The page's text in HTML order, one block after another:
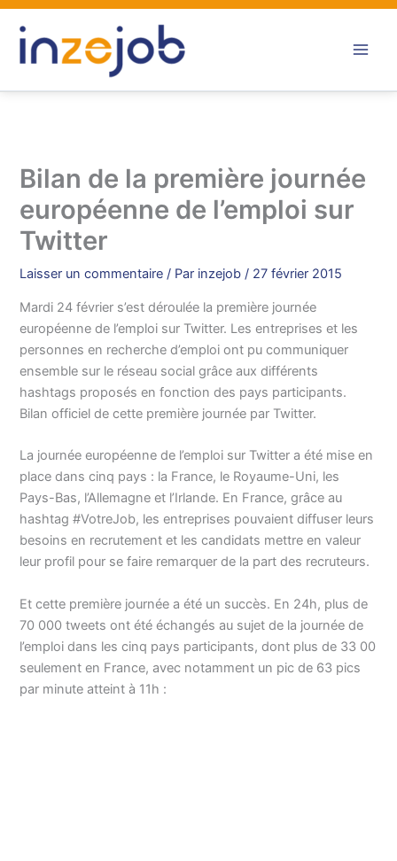
Aller
contenu
Bilan de la première journée
européenne de l’emploi sur
Twitter
Laisser un commentaire / Par inzejob/ 27 février 2015
Mardi 24 février s’est déroulée la première journée
européenne de l’emploi sur Twitter. Les entreprises et les
personnes en recherche d’emploi ont pu communiquer
ensemble sur le réseau social grâce aux différents
hashtags proposés en fonction des pays participants.
Bilan officiel de cette première journée par Twitter.
La journée européenne de l’emploi sur Twitter a été mise en
place dans cinq pays : la France, le Royaume-Uni, les
Pays-Bas, l’Allemagne et l’Irlande. En France, grâce au
hashtag #VotreJob, les entreprises pouvaient diffuser leurs
besoins en recrutement et les candidats mettre en valeur
leur profil pour se faire remarquer de la part des recruteurs.
Et cette première journée a été un succès. En 24h, plus de
70 000 tweets ont été échangés au sujet de la journée de
l’emploi dans les cinq pays participants, dont plus de 33 00
seulement en France, avec notamment un pic de 63 pics
par minute atteint à 11h :